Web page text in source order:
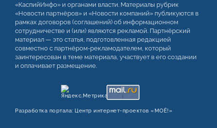
«КаспийИнфо» и органами власти. Материалы рубрик
«Новости партнёров» и «Новости компаний» публикуются в
рамках договоров (соглашений) об информационном
сотрудничестве и (или) являются рекламой. Партнёрский
материал — это статья, подготовленная редакцией
совместно с партнёром-рекламодателем, который
заинтересован в теме материала, участвует в его создании
и оплачивает размещение.
Разработка портала: Центр интернет‑проектов «МОЁ!»